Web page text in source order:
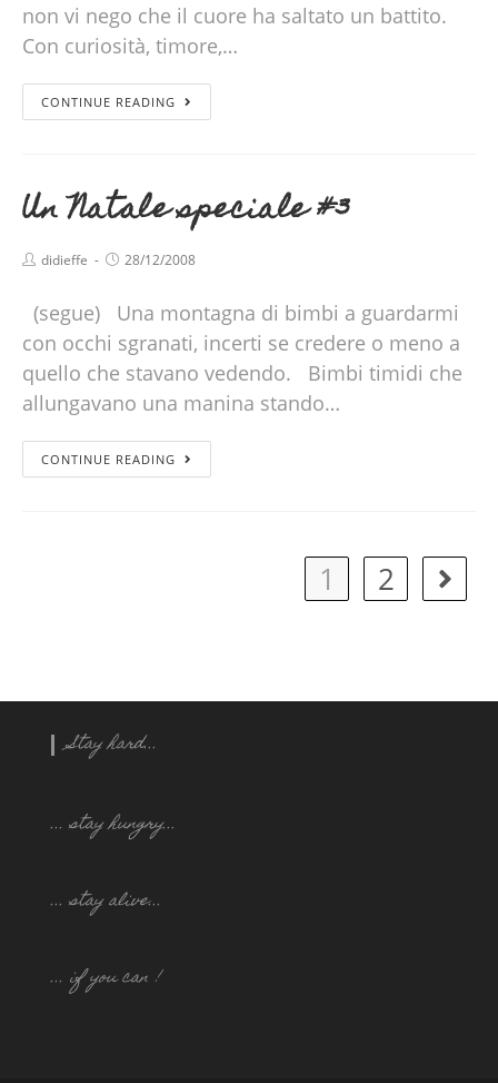
non vi nego che il cuore ha saltato un battito.
Con curiosità, timore,…
CONTINUE READING
Un Natale speciale #3
didieffe 28/12/2008
(segue) Una montagna di bimbi a guardarmi
con occhi sgranati, incerti se credere o meno a
quello che stavano vedendo. Bimbi timidi che
allungavano una manina stando…
CONTINUE READING
1 2
Stay hard...
... stay hungry...
... stay alive...
... if you can !